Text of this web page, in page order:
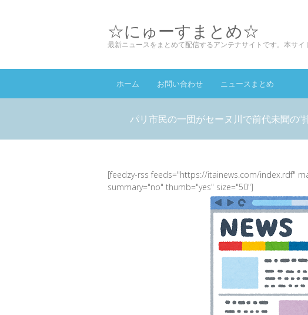
☆にゅーすまとめ☆
最新ニュースをまとめて配信するアンテナサイトです。本サイ
ホーム お問い合わせ ニュースまとめ
パリ市民の一団がセーヌ川で前代未聞の“
[feedzy-rss feeds="https://itainews.com/index.rdf"
summary="no" thumb="yes" size="50"]